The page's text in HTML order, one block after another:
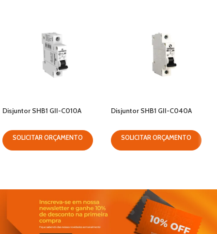
Disjuntor SHB1 GII-C010A
SOLICITAR ORÇAMENTO
Disjuntor SHB1 GII-C040A
SOLICITAR ORÇAMENTO